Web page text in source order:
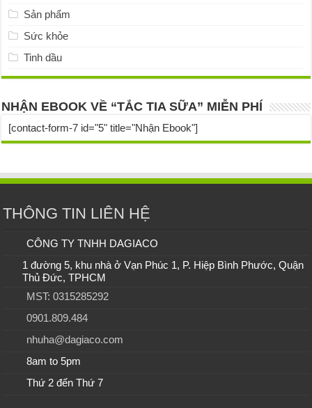
Sản phẩm
Sức khỏe
Tinh dầu
NHẬN EBOOK VỀ “TẮC TIA SỮA” MIỄN PHÍ
[contact-form-7 id="5" title="Nhận Ebook"]
THÔNG TIN LIÊN HỆ
CÔNG TY TNHH DAGIACO
1 đường 5, khu nhà ở Vạn Phúc 1, P. Hiệp Bình Phước, Quận
Thủ Đức, TPHCM
MST: 0315285292
0901.809.484
nhuha@dagiaco.com
8am to 5pm
Thứ 2 đến Thứ 7